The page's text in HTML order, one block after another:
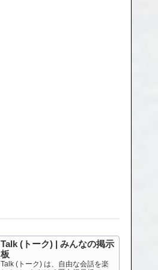
Talk (トーク) | みんなの掲示
板
Talk (トーク) は、自由な会話を楽